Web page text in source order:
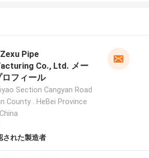
Pipe
Co., Ltd. メー
ロフィール
Section Cangyan Road
County . HeBei Province
された製造者